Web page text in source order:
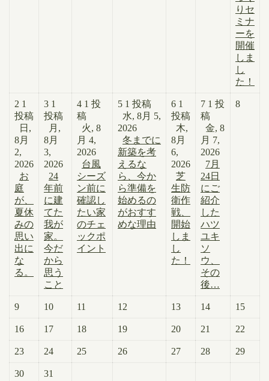
りセ
ミナ
ーを
開催
しま
し
た！
2 1
投稿
日,
8月
2,
2026
お
庭
が、
夏休
みの
思い
出に
な
る。
3 1
投稿
月,
8月
3,
2026
24
年前
に建
てた
我が
家。
今だ
から
思う
こと
4 1 投
稿
火, 8
月 4,
2026
台風
シーズ
ン前に
確認し
たい家
のチェ
ックポ
イント
5 1 投稿
水, 8月 5,
2026
冬までに
新築を考
えるな
ら、今か
ら準備を
始めるの
がおすす
めな理由
6 1
投稿
木,
8月
6,
2026
芝
生防
衛作
戦、
開始
しま
し
た！
7 1 投
稿
金, 8
月 7,
2026
7月
24日
にご
紹介
した
ハツ
ユキ
ソ
ウ、
その
後…
8
9 10 11 12 13 14 15
16 17 18 19 20 21 22
23 24 25 26 27 28 29
30 31